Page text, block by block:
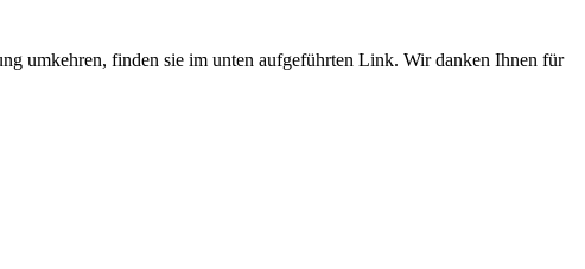
umkehren, finden sie im unten aufgeführten Link. Wir danken Ihnen für